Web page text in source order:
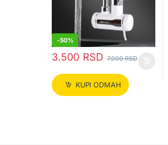
-50%
3.500 RSD 7.000RSD
KUPI ODMAH